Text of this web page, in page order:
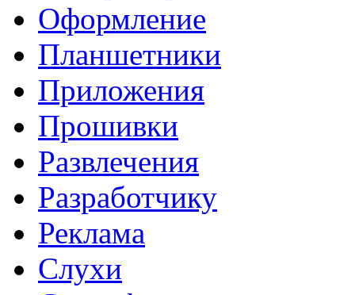
Оформление
Планшетники
Приложения
Прошивки
Развлечения
Разработчику
Реклама
Слухи